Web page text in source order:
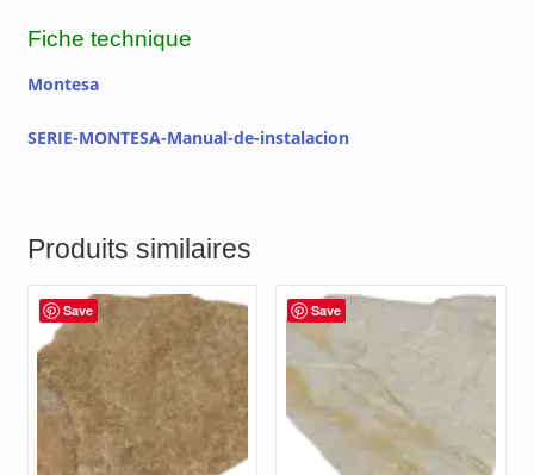
Fiche technique
Montesa
SERIE-MONTESA-Manual-de-instalacion
Produits similaires
Save Save